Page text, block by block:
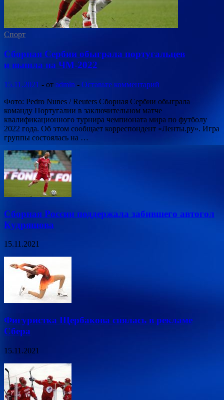
Спорт
Сборная Сербии обыграла португальцев
и вышла на ЧМ-2022
15.11.2021 - от admin - Оставьте комментарий
Фото: Pedro Nunes / Reuters Сборная Сербии обыграла
команду Португалии в заключительном матче
квалификационного турнира чемпионата мира по футболу
2022 года. Об этом сообщает корреспондент «Ленты.ру». Игра
группы состоялась на …
Сборная России поддержала забившего автогол
Кудряшова
15.11.2021
Фигуристка Щербакова снялась в рекламе
Сбера
15.11.2021